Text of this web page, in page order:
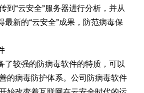
到“云安全”服务器进行分析，并从
最新的“云安全”成果，防范病毒保
了较强的防病毒软件的特质，可以
的病毒防护体系。公司防病毒软件